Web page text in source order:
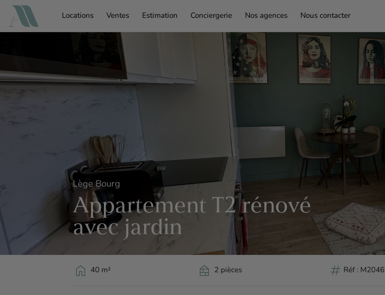
Passer
contenu
Locations Ventes Estimation Conciergerie Nos agences Nous contacter
Lège Bourg
Appartement T2 rénové
avec jardin
home 40 m² nest_multi_room 2 pièces tag Réf : M2046